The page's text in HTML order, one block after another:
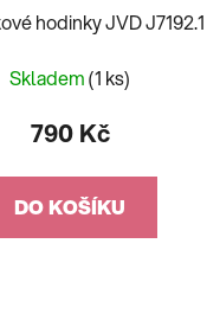
hodinky JVD J7192.1
Skladem(1 ks)
790 Kč
DO KOŠÍKU